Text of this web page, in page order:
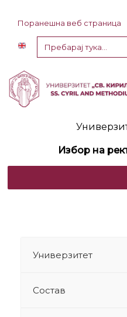
Поранешна веб страница
Пребарај
за:
Избор на
Универзитет
Состав